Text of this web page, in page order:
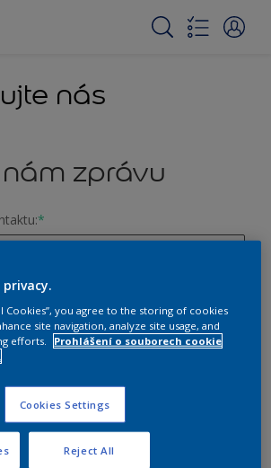
nás
zprávu
*
Cookies”, you agree to the storing of cookies
site navigation, analyze site usage, and
efforts.
Prohlášení o souborech cookie
Cookies Settings
Reject All